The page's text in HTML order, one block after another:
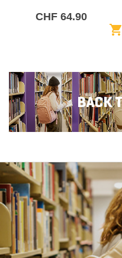
CHF 64.90
shopping_cart